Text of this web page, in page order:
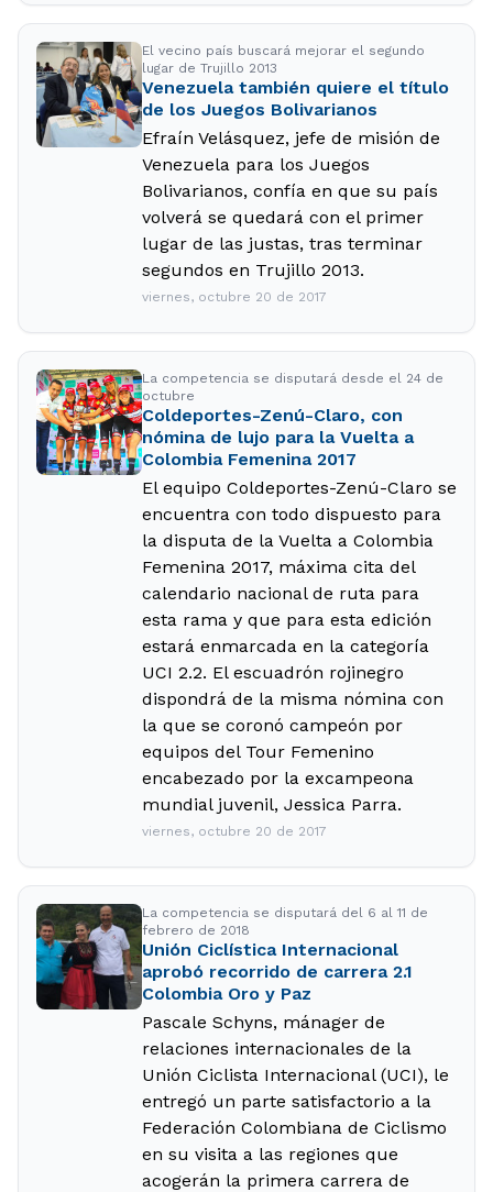
El vecino país buscará mejorar el segundo
lugar de Trujillo 2013
Venezuela también quiere el título
de los Juegos Bolivarianos
Efraín Velásquez, jefe de misión de
Venezuela para los Juegos
Bolivarianos, confía en que su país
volverá se quedará con el primer
lugar de las justas, tras terminar
segundos en Trujillo 2013.
viernes, octubre 20 de 2017
La competencia se disputará desde el 24 de
octubre
Coldeportes-Zenú-Claro, con
nómina de lujo para la Vuelta a
Colombia Femenina 2017
El equipo Coldeportes-Zenú-Claro se
encuentra con todo dispuesto para
la disputa de la Vuelta a Colombia
Femenina 2017, máxima cita del
calendario nacional de ruta para
esta rama y que para esta edición
estará enmarcada en la categoría
UCI 2.2. El escuadrón rojinegro
dispondrá de la misma nómina con
la que se coronó campeón por
equipos del Tour Femenino
encabezado por la excampeona
mundial juvenil, Jessica Parra.
viernes, octubre 20 de 2017
La competencia se disputará del 6 al 11 de
febrero de 2018
Unión Ciclística Internacional
aprobó recorrido de carrera 2.1
Colombia Oro y Paz
Pascale Schyns, mánager de
relaciones internacionales de la
Unión Ciclista Internacional (UCI), le
entregó un parte satisfactorio a la
Federación Colombiana de Ciclismo
en su visita a las regiones que
acogerán la primera carrera de